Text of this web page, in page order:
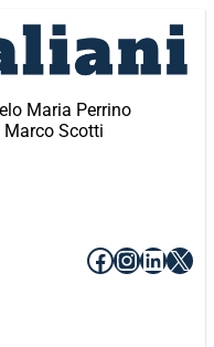
Maria Perrino
Marco Scotti
Facebook
X